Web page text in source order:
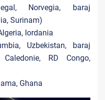
Norvegia, baraj
Surinam)
Iordania
Uzbekistan, baraj
RD Congo,
Ghana